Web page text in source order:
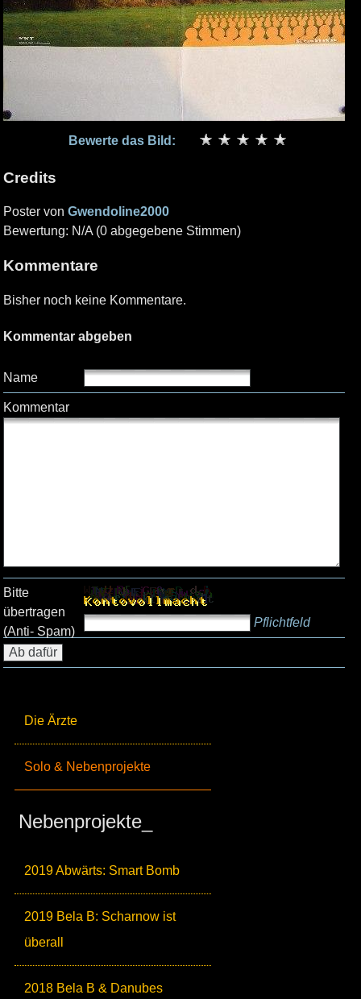
Die Ärzte
Solo & Nebenprojekte
Nebenprojekte_
2019 Abwärts: Smart Bomb
2019 Bela B: Scharnow ist
überall
2018 Bela B & Danubes
Bewerte das Bild:
Credits
Poster von Gwendoline2000
Bewertung: N/A (0 abgegebene Stimmen)
Kommentare
Bisher noch keine Kommentare.
Kommentar abgeben
Name
Kommentar
Bitte
übertragen
(Anti- Spam)
Pflichtfeld